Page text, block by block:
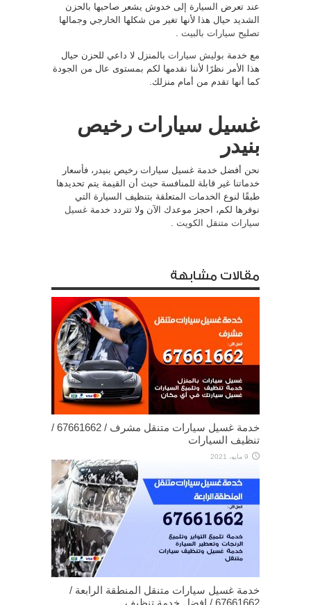
عند تعرض السيارة إلى خدوش يشعر صاحبها بالحزن
الشديد حيال هذا لأنها تغير من شكلها الخارجي وجمالها
تصليح سيارات بالبيت
مع خدمة بوليش سيارات بالمنزل لا داعي للحزن حيال
هذا الأمر نظرًا لأننا نقدمها لكم بمستوى عال من الجودة
كما أنها تقدم من أمام منزلك.
غسيل سيارات رخيص
بنيدر
نحن أفضل خدمة غسيل سيارات رخيص بنيدر، فأسعار
خدماتنا غير قابلة للمنافسة حيث أن القيمة يتم تحديدها
طبقًا لنوع الخدمات المتعلقة بتنظيف السيارة التي
نوفرها لكم، احجز موعدك الآن ولا تتردد خدمة غسيل
سيارات متنقل الكويت
مقالات مشابهة
خدمة غسيل سيارات متنقل مشرف / 67661662 /
تنظيف السيارات
9 مايو، 2021
خدمة غسيل سيارات متنقل المنطقة الرابعة /
67661662 / افضل خدمة تنظيف